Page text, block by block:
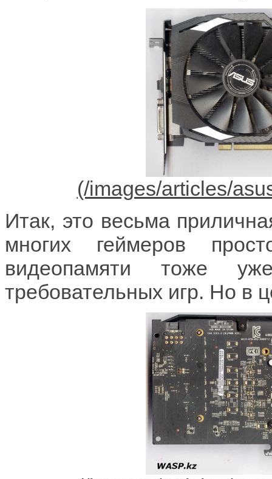
Итак, это весьма
многих геймеров
видеопамяти тоже
требовательных игр. Но в